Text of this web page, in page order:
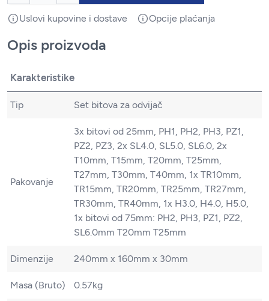
Uslovi kupovine i dostave Opcije plaćanja
Opis proizvoda
Karakteristike
Tip Set bitova za odvijač
Pakovanje
3x bitovi od 25mm, PH1, PH2, PH3, PZ1,
PZ2, PZ3, 2x SL4.0, SL5.0, SL6.0, 2x
T10mm, T15mm, T20mm, T25mm,
T27mm, T30mm, T40mm, 1x TR10mm,
TR15mm, TR20mm, TR25mm, TR27mm,
TR30mm, TR40mm, 1x H3.0, H4.0, H5.0,
1x bitovi od 75mm: PH2, PH3, PZ1, PZ2,
SL6.0mm T20mm T25mm
Dimenzije 240mm x 160mm x 30mm
Masa (Bruto) 0.57kg